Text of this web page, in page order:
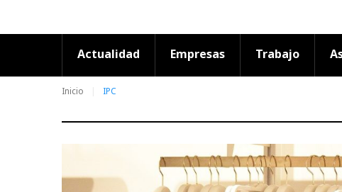
Actualidad Empresas Trabajo
Inicio IPC
Etiqueta: